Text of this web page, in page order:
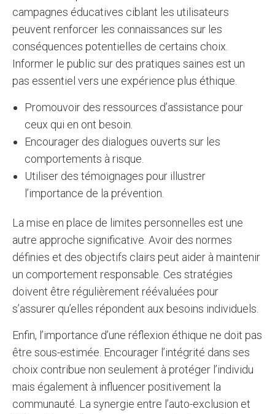
campagnes éducatives ciblant les utilisateurs
peuvent renforcer les connaissances sur les
conséquences potentielles de certains choix.
Informer le public sur des pratiques saines est un
pas essentiel vers une expérience plus éthique.
Promouvoir des ressources d’assistance pour
ceux qui en ont besoin.
Encourager des dialogues ouverts sur les
comportements à risque.
Utiliser des témoignages pour illustrer
l’importance de la prévention.
La mise en place de limites personnelles est une
autre approche significative. Avoir des normes
définies et des objectifs clairs peut aider à maintenir
un comportement responsable. Ces stratégies
doivent être régulièrement réévaluées pour
s’assurer qu’elles répondent aux besoins individuels.
Enfin, l’importance d’une réflexion éthique ne doit pas
être sous-estimée. Encourager l’intégrité dans ses
choix contribue non seulement à protéger l’individu
mais également à influencer positivement la
communauté. La synergie entre l’auto-exclusion et